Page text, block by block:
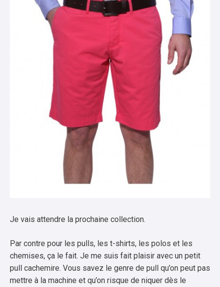
Je vais attendre la prochaine collection.
Par contre pour les pulls, les t-shirts, les polos et les
chemises, ça le fait. Je me suis fait plaisir avec un petit
pull cachemire. Vous savez le genre de pull qu’on peut pas
mettre à la machine et qu’on risque de niquer dès le